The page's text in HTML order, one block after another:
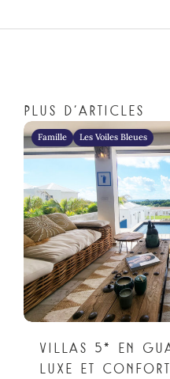
Plus d'articles
Famille Les Voiles Bleues
Villas 5* en
luxe et confort